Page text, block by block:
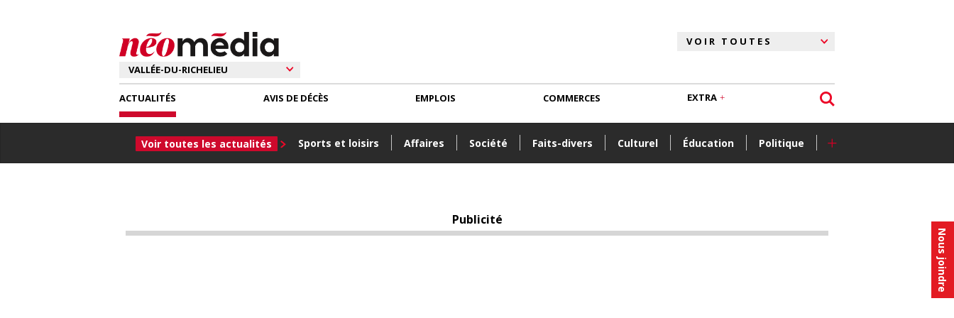
Nous joindre
ACTUALITÉS
Voir toutes les actualités Sports et loisirs Affaires Société Faits-divers Culturel Éducation Politique +
AVIS DE DÉCÈS EMPLOIS COMMERCES EXTRA
Publicité